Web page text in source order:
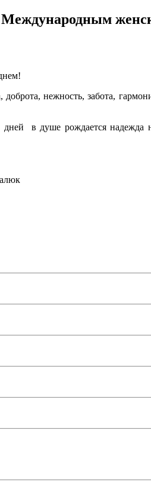
Международным
нежность, забота,
в душе рождается